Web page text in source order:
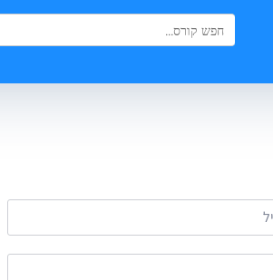
Search
for:
Search Button